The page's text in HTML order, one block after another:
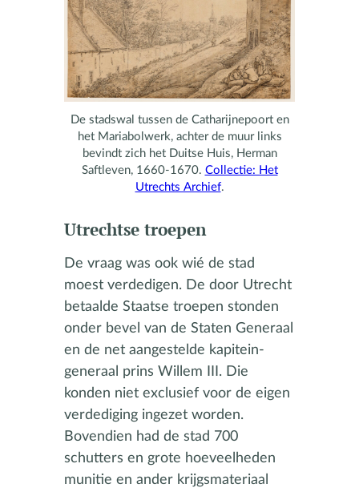
De stadswal tussen de Catharijnepoort en
het Mariabolwerk, achter de muur links
bevindt zich het Duitse Huis, Herman
Saftleven, 1660-1670. Collectie: Het
Utrechts Archief.
Utrechtse troepen
De vraag was ook wié de stad
moest verdedigen. De door Utrecht
betaalde Staatse troepen stonden
onder bevel van de Staten Generaal
en de net aangestelde kapitein-
generaal prins Willem III. Die
konden niet exclusief voor de eigen
verdediging ingezet worden.
Bovendien had de stad 700
schutters en grote hoeveelheden
munitie en ander krijgsmateriaal